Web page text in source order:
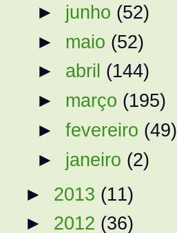
► junho (52)
► maio (52)
► abril (144)
► março (195)
►fevereiro (49)
► janeiro (2)
► 2013 (11)
► 2012 (36)